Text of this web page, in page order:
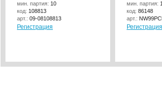
мин. партия: 10
код: 108813
арт.: 09-08108813
Регистрация
мин. партия: 1
код: 86148
арт.:
Регистрация